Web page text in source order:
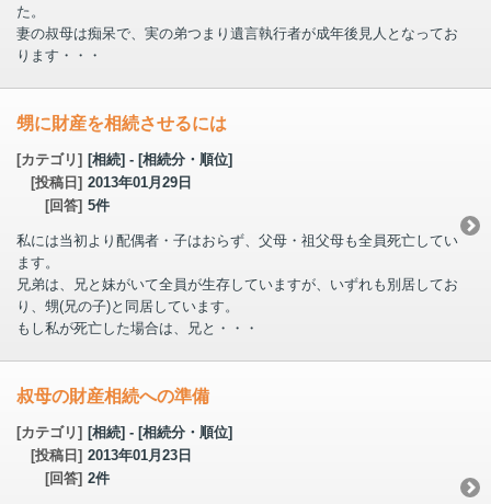
た。
妻の叔母は痴呆で、実の弟つまり遺言執行者が成年後見人となってお
ります・・・
甥に財産を相続させるには
[カテゴリ] [相続] - [相続分・順位]
[投稿日] 2013年01月29日
[回答] 5件
私には当初より配偶者・子はおらず、父母・祖父母も全員死亡してい
ます。
兄弟は、兄と妹がいて全員が生存していますが、いずれも別居してお
り、甥(兄の子)と同居しています。
もし私が死亡した場合は、兄と・・・
叔母の財産相続への準備
[カテゴリ] [相続] - [相続分・順位]
[投稿日] 2013年01月23日
[回答] 2件